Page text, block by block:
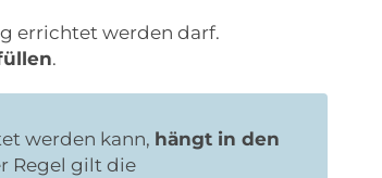
errichtet werden darf.
.
werden kann, hängt in den
Regel gilt die